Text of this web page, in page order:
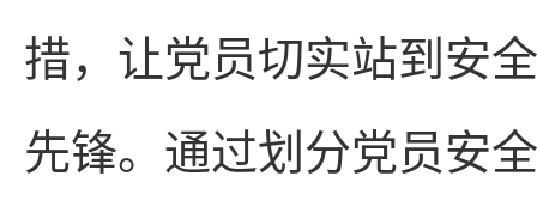
措，让党员切实站到安
先锋。通过划分党员安